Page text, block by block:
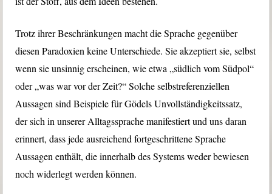
Trotz ihrer Beschränkungen macht die Sprache gegenüber
diesen Paradoxien keine Unterschiede. Sie akzeptiert sie, selbst
wenn sie unsinnig erscheinen, wie etwa „südlich vom Südpol“
oder „was war vor der Zeit?“ Solche selbstreferenziellen
Aussagen sind Beispiele für Gödels Unvollständigkeitssatz,
der sich in unserer Alltagssprache manifestiert und uns daran
erinnert, dass jede ausreichend fortgeschrittene Sprache
Aussagen enthält, die innerhalb des Systems weder bewiesen
noch widerlegt werden können.